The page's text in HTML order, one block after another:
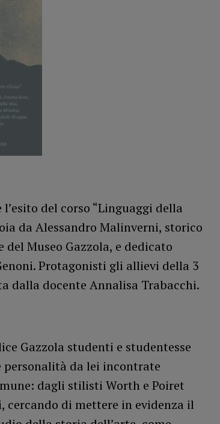
del corso “Linguaggi della
da Alessandro Malinverni, storico
Museo Gazzola, e dedicato
Protagonisti gli allievi della 3
dalla docente Annalisa Trabacchi.
Gazzola studenti e studentesse
personalità da lei incontrate
dagli stilisti Worth e Poiret
cercando di mettere in evidenza il